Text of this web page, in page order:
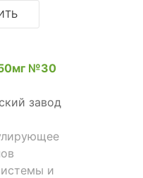
№30
завод
и